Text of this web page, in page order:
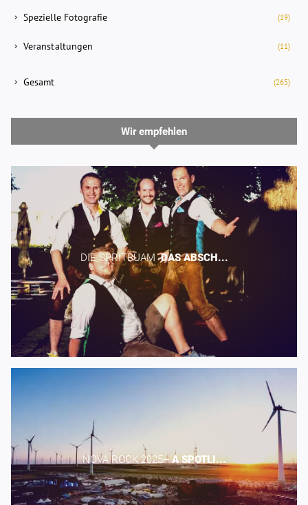
Spezielle Fotografie (19)
Veranstaltungen (11)
Gesamt (265)
Wir empfehlen
DIE SPRITBUAM -​DAS ABSCH...
NOVA ROCK 2025​– A SPOTLI...